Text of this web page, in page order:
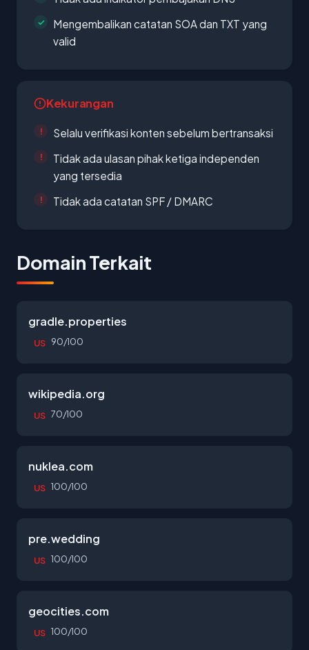
Mengembalikan catatan SOA dan TXT yang
valid
Kekurangan
Selalu verifikasi konten sebelum bertransaksi
Tidak ada ulasan pihak ketiga independen
yang tersedia
Tidak ada catatan SPF / DMARC
Domain Terkait
gradle.properties
US 90/100
wikipedia.org
US 70/100
nuklea.com
US 100/100
pre.wedding
US 100/100
geocities.com
US 100/100